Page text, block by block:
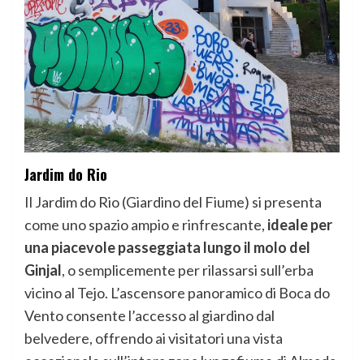
Jardim do Rio
Il Jardim do Rio (Giardino del Fiume) si presenta
come uno spazio ampio e rinfrescante, ideale per
una piacevole passeggiata lungo il molo del
Ginjal, o semplicemente per rilassarsi sull’erba
vicino al Tejo. L’ascensore panoramico di Boca do
Vento consente l’accesso al giardino dal
belvedere, offrendo ai visitatori una vista